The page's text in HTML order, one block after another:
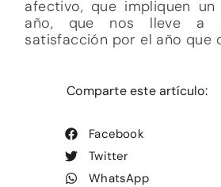
afectivo, que impliquen
año, que nos lleve a
satisfacción por el año que
Comparte este artículo:
Facebook
Twitter
WhatsApp